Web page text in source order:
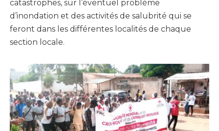
catastrophes, sur l’éventuel problème
d’inondation et des activités de salubrité qui se
feront dans les différentes localités de chaque
section locale.